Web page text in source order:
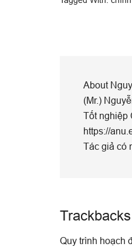
About
(Mr.)
Tốt nghiệp
https://
Tác giả có
Reader
Trackbacks
Quy trình hoạch